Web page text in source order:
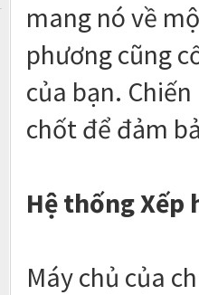
mang nó về
phương cũng
của bạn.
chốt để đảm
Hệ thống Xếp
Máy chủ của